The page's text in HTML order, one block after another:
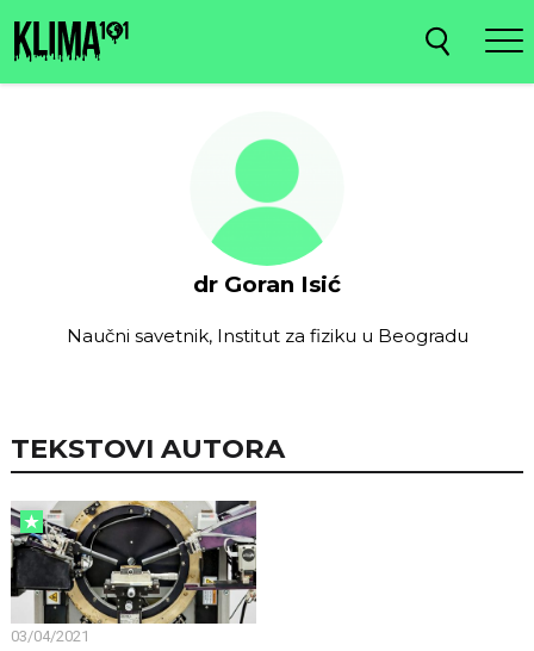
dr Goran Isić
Naučni savetnik, Institut za fiziku u Beogradu
TEKSTOVI AUTORA
03/04/2021